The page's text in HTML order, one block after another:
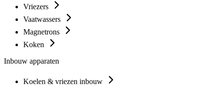
Vriezers
Vaatwassers
Magnetrons
Koken
Inbouw apparaten
Koelen & vriezen inbouw